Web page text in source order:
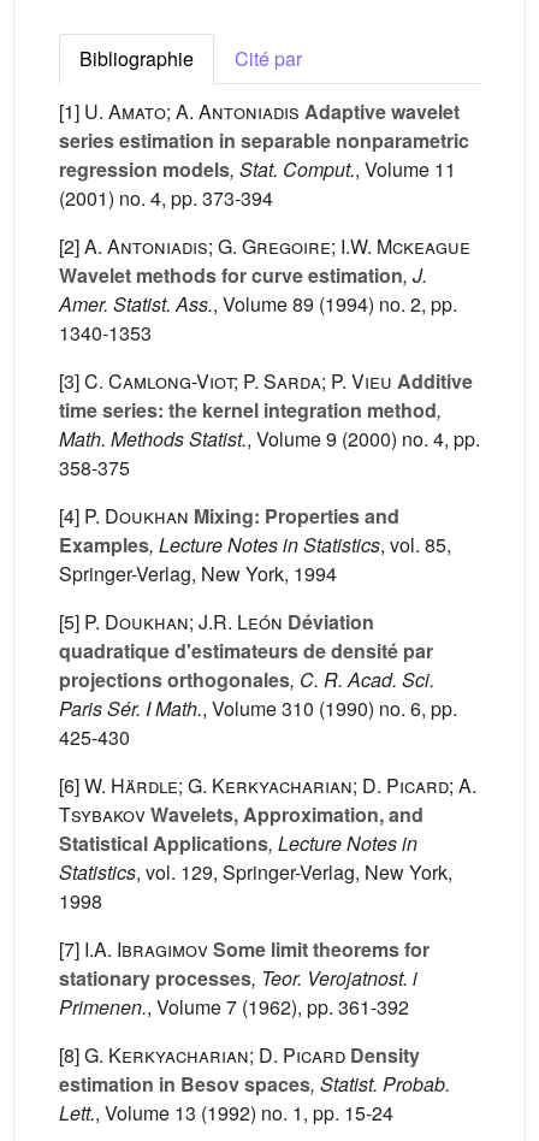
Bibliographie
Cité par
[1] U. Amato; A. Antoniadis Adaptive wavelet
series estimation in separable nonparametric
regression models, Stat. Comput., Volume 11
(2001) no. 4, pp. 373-394
[2]A. Antoniadis; G. Gregoire; I.W. Mckeague
Wavelet methods for curve estimation, J.
Amer. Statist. Ass., Volume 89 (1994) no. 2, pp.
1340-1353
[3]C. Camlong-Viot; P. Sarda; P. Vieu Additive
time series: the kernel integration method,
Math. Methods Statist., Volume 9 (2000) no. 4, pp.
358-375
[4] P. Doukhan Mixing: Properties and
Examples, Lecture Notes in Statistics, vol. 85,
Springer-Verlag, New York, 1994
[5] P. Doukhan; J.R. León Déviation
quadratique d'estimateurs de densité par
projections orthogonales, C. R. Acad. Sci.
Paris Sér. I Math., Volume 310 (1990) no. 6, pp.
425-430
[6]W. Härdle; G. Kerkyacharian; D. Picard; A.
TsybakovWavelets, Approximation, and
Statistical Applications, Lecture Notes in
Statistics, vol. 129, Springer-Verlag, New York,
1998
[7] I.A. IbragimovSome limit theorems for
stationary processes, Teor. Verojatnost. i
Primenen., Volume 7 (1962), pp. 361-392
[8]G. Kerkyacharian; D. Picard Density
estimation in Besov spaces, Statist. Probab.
Lett., Volume 13 (1992) no. 1, pp. 15-24